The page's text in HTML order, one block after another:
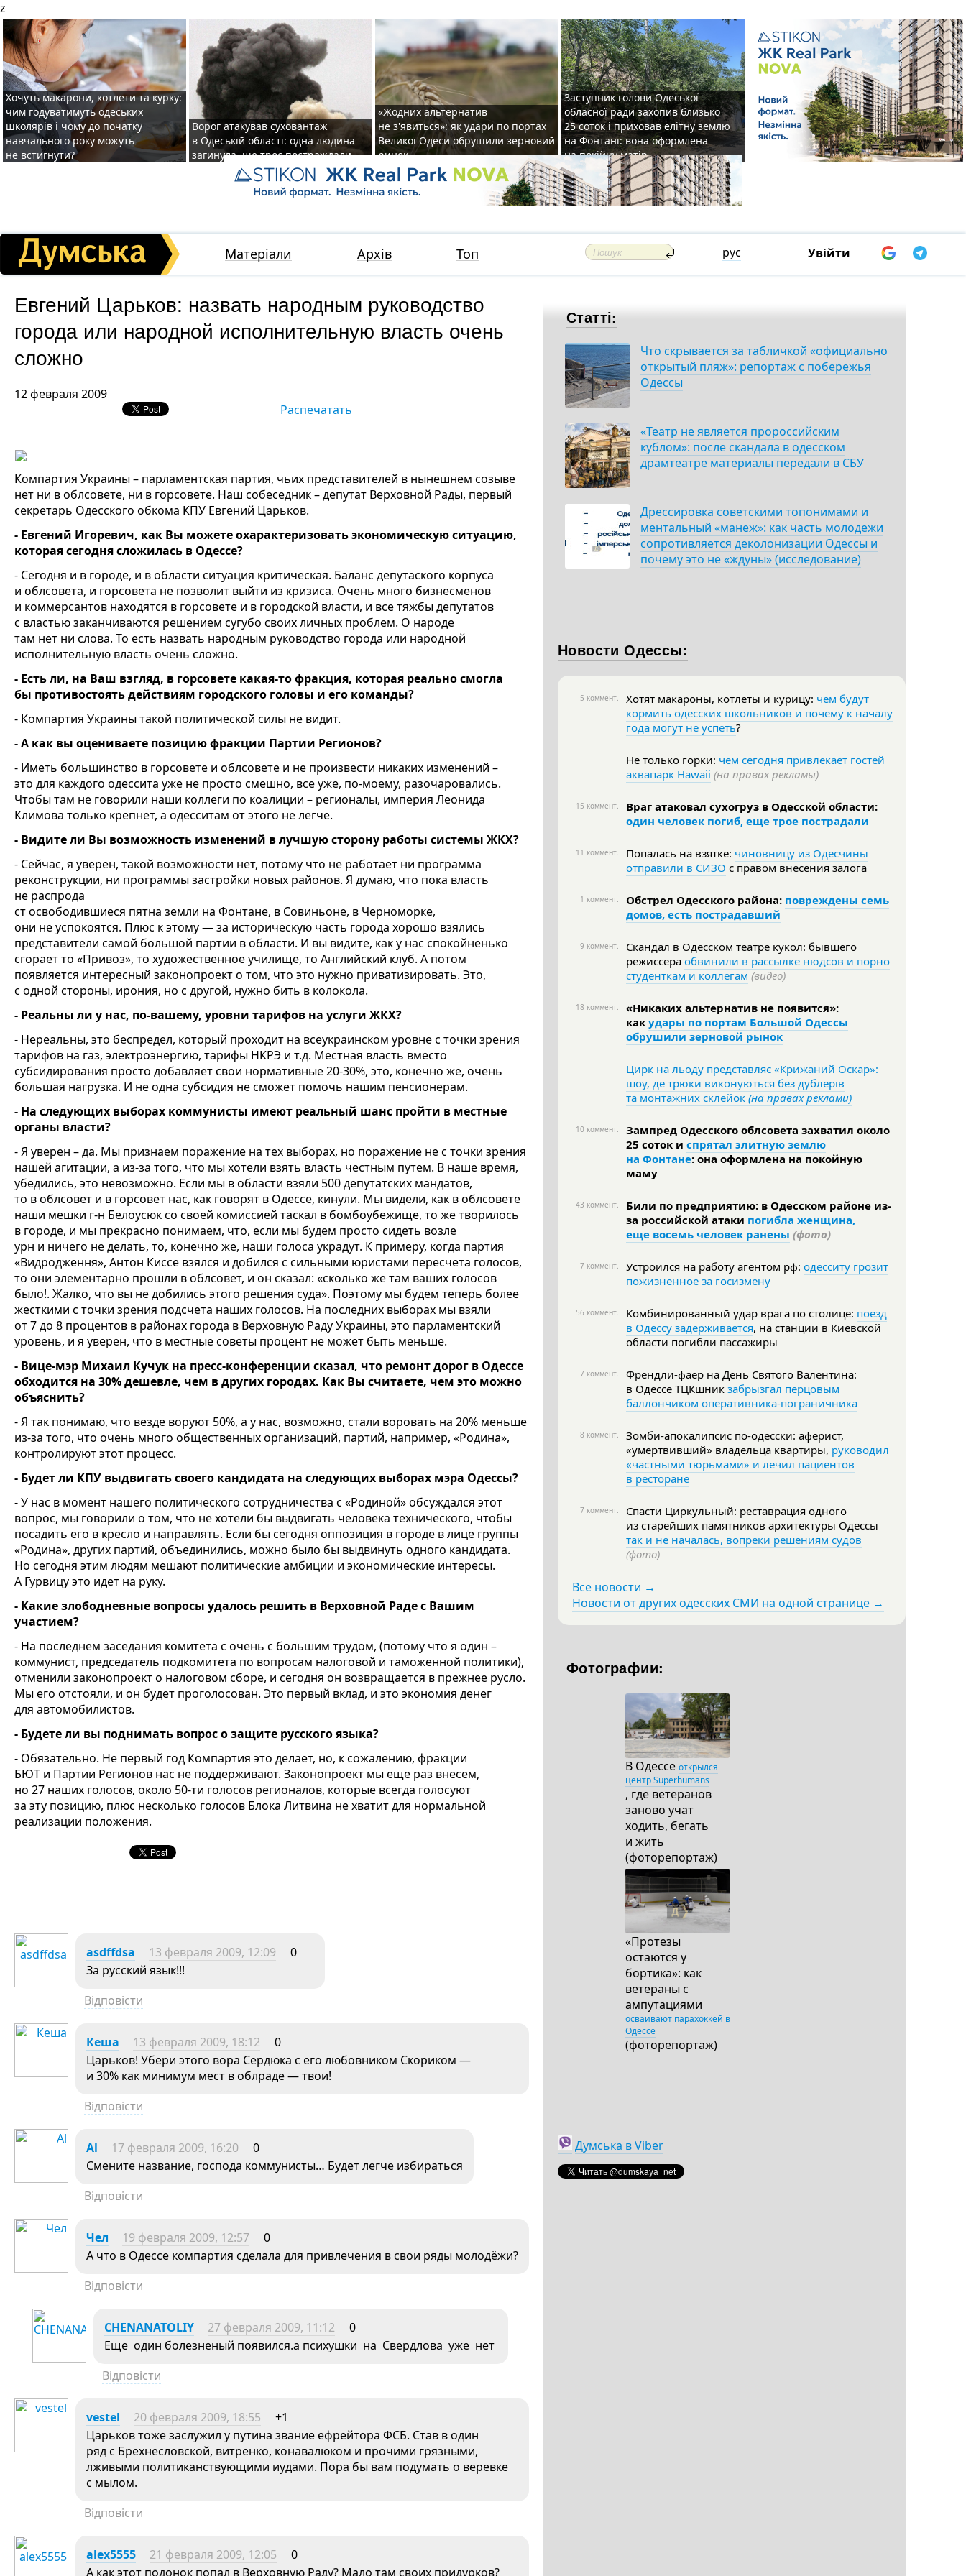
z
Хочуть макарони, котлети та курку:
чим годуватимуть одеських
школярів і чому до початку
навчального року можуть
не встигнути?
Ворог атакував суховантаж
в Одеській області: одна людина
загинула, ще троє постраждали
«Жодних альтернатив
не з'явиться»: як удари по портах
Великої Одеси обрушили зерновий
ринок
Заступник голови Одеської
обласної ради захопив близько
25 соток і приховав елітну землю
на Фонтані: вона оформлена
на покійну матір
Матеріали Архів Топ рус Увійти
Евгений Царьков: назвать народным руководство
города или народной исполнительную власть очень
сложно
12 февраля 2009
Распечатать
Компартия Украины – парламентская партия, чьих представителей в нынешнем созыве
нет ни в облсовете, ни в горсовете. Наш собеседник – депутат Верховной Рады, первый
секретарь Одесского обкома КПУ Евгений Царьков.
- Евгений Игоревич, как Вы можете охарактеризовать экономическую ситуацию,
которая сегодня сложилась в Одессе?
- Сегодня и в городе, и в области ситуация критическая. Баланс депутаского корпуса
и облсовета, и горсовета не позволит выйти из кризиса. Очень много бизнесменов
и коммерсантов находятся в горсовете и в городской власти, и все тяжбы депутатов
с властью заканчиваются решением сугубо своих личных проблем. О народе
там нет ни слова. То есть назвать народным руководство города или народной
исполнительную власть очень сложно.
- Есть ли, на Ваш взгляд, в горсовете какая-то фракция, которая реально смогла
бы противостоять действиям городского головы и его команды?
- Компартия Украины такой политической силы не видит.
- А как вы оцениваете позицию фракции Партии Регионов?
- Иметь большинство в горсовете и облсовете и не произвести никаких изменений –
это для каждого одессита уже не просто смешно, все уже, по-моему, разочаровались.
Чтобы там не говорили наши коллеги по коалиции – регионалы, империя Леонида
Климова только крепнет, а одесситам от этого не легче.
- Видите ли Вы возможность изменений в лучшую сторону работы системы ЖКХ?
- Сейчас, я уверен, такой возможности нет, потому что не работает ни программа
реконструкции, ни программы застройки новых районов. Я думаю, что пока власть
не распрода
ст освободившиеся пятна земли на Фонтане, в Совиньоне, в Черноморке,
они не успокоятся. Плюс к этому — за историческую часть города хорошо взялись
представители самой большой партии в области. И вы видите, как у нас спокойненько
сгорает то «Привоз», то художественное училище, то Английский клуб. А потом
появляется интересный законопроект о том, что это нужно приватизировать. Это,
с одной стороны, ирония, но с другой, нужно бить в колокола.
- Реальны ли у нас, по-вашему, уровни тарифов на услуги ЖКХ?
- Нереальны, это беспредел, который проходит на всеукраинском уровне с точки зрения
тарифов на газ, электроэнергию, тарифы НКРЭ и т.д. Местная власть вместо
субсидирования просто добавляет свои нормативные 20-30%, это, конечно же, очень
большая нагрузка. И не одна субсидия не сможет помочь нашим пенсионерам.
- На следующих выборах коммунисты имеют реальный шанс пройти в местные
органы власти?
- Я уверен – да. Мы признаем поражение на тех выборах, но поражение не с точки зрения
нашей агитации, а из-за того, что мы хотели взять власть честным путем. В наше время,
убедились, это невозможно. Если мы в области взяли 500 депутатских мандатов,
то в облсовет и в горсовет нас, как говорят в Одессе, кинули. Мы видели, как в облсовете
наши мешки г-н Белоусюк со своей комиссией таскал в бомбоубежище, то же творилось
в городе, и мы прекрасно понимаем, что, если мы будем просто сидеть возле
урн и ничего не делать, то, конечно же, наши голоса украдут. К примеру, когда партия
«Видродження», Антон Киссе взялся и добился с сильными юристами пересчета голосов,
то они элементарно прошли в облсовет, и он сказал: «сколько же там ваших голосов
было!. Жалко, что вы не добились этого решения суда». Поэтому мы будем теперь более
жесткими с точки зрения подсчета наших голосов. На последних выборах мы взяли
от 7 до 8 процентов в районах города в Верховную Раду Украины, это парламентский
уровень, и я уверен, что в местные советы процент не может быть меньше.
- Вице-мэр Михаил Кучук на пресс-конференции сказал, что ремонт дорог в Одессе
обходится на 30% дешевле, чем в других городах. Как Вы считаете, чем это можно
объяснить?
- Я так понимаю, что везде воруют 50%, а у нас, возможно, стали воровать на 20% меньше
из-за того, что очень много общественных организаций, партий, например, «Родина»,
контролируют этот процесс.
- Будет ли КПУ выдвигать своего кандидата на следующих выборах мэра Одессы?
- У нас в момент нашего политического сотрудничества с «Родиной» обсуждался этот
вопрос, мы говорили о том, что не хотели бы выдвигать человека технического, чтобы
посадить его в кресло и направлять. Если бы сегодня оппозиция в городе в лице группы
«Родина», других партий, объединились, можно было бы выдвинуть одного кандидата.
Но сегодня этим людям мешают политические амбиции и экономические интересы.
А Гурвицу это идет на руку.
- Какие злободневные вопросы удалось решить в Верховной Раде с Вашим
участием?
- На последнем заседания комитета с очень с большим трудом, (потому что я один –
коммунист, председатель подкомитета по вопросам налоговой и таможенной политики),
отменили законопроект о налоговом сборе, и сегодня он возвращается в прежнее русло.
Мы его отстояли, и он будет проголосован. Это первый вклад, и это экономия денег
для автомобилистов.
- Будете ли вы поднимать вопрос о защите русского языка?
- Обязательно. Не первый год Компартия это делает, но, к сожалению, фракции
БЮТ и Партии Регионов нас не поддерживают. Законопроект мы еще раз внесем,
но 27 наших голосов, около 50-ти голосов регионалов, которые всегда голосуют
за эту позицию, плюс несколько голосов Блока Литвина не хватит для нормальной
реализации положения.
asdffdsa 13 февраля 2009, 12:09
0
За русский язык!!!
Відповісти
Кеша 13 февраля 2009, 18:12
0
Царьков! Убери этого вора Сердюка с его любовником Скориком —
и 30% как минимум мест в облраде — твои!
Відповісти
Al 17 февраля 2009, 16:20
0
Смените название, господа коммунисты… Будет легче избираться
Відповісти
Чел 19 февраля 2009, 12:57
0
А что в Одессе компартия сделала для привлечения в свои ряды молодёжи?
Відповісти
CHENANATOLIY 27 февраля 2009, 11:12
0
Еще один болезненый появился.а психушки на Свердлова уже нет
Відповісти
vestel 20 февраля 2009, 18:55
+1
Царьков тоже заслужил у путина звание ефрейтора ФСБ. Став в один
ряд с Брехнесловской, витренко, конавалюком и прочими грязными,
лживыми политиканствующими иудами. Пора бы вам подумать о веревке
с мылом.
Відповісти
alex5555 21 февраля 2009, 12:05
0
А как этот подонок попал в Верховную Раду? Мало там своих придурков?
Статті:
Что скрывается за табличкой «официально
открытый пляж»: репортаж с побережья
Одессы
«Театр не является пророссийским
кублом»: после скандала в одесском
драмтеатре материалы передали в СБУ
Дрессировка советскими топонимами и
ментальный «манеж»: как часть молодежи
сопротивляется деколонизации Одессы и
почему это не «ждуны» (исследование)
Новости Одессы:
5 коммент. Хотят макароны, котлеты и курицу: чем будут
кормить одесских школьников и почему к началу
года могут не успеть?
Не только горки: чем сегодня привлекает гостей
аквапарк Hawaii (на правах рекламы)
15 коммент.
Враг атаковал сухогруз в Одесской области:
один человек погиб, еще трое пострадали
11 коммент. Попалась на взятке: чиновницу из Одесчины
отправили в СИЗО с правом внесения залога
1 коммент. Обстрел Одесского района: повреждены семь
домов, есть пострадавший
9 коммент.
Скандал в Одесском театре кукол: бывшего
режиссера обвинили в рассылке нюдсов и порно
студенткам и коллегам (видео)
18 коммент.
«Никаких альтернатив не появится»:
как удары по портам Большой Одессы
обрушили зерновой рынок
Цирк на льоду представляє «Крижаний Оскар»:
шоу, де трюки виконуються без дублерів
та монтажних склейок (на правах реклами)
10 коммент.
Зампред Одесского облсовета захватил около
25 соток и спрятал элитную землю
на Фонтане: она оформлена на покойную
маму
43 коммент.
Били по предприятию: в Одесском районе из-
за российской атаки погибла женщина,
еще восемь человек ранены (фото)
7 коммент. Устроился на работу агентом рф: одесситу грозит
пожизненное за госизмену
56 коммент. Комбинированный удар врага по столице: поезд
в Одессу задерживается, на станции в Киевской
области погибли пассажиры
7 коммент.
Френдли-фаер на День Святого Валентина:
в Одессе ТЦКшник забрызгал перцовым
баллончиком оперативника-пограничника
8 коммент.
Зомби-апокалипсис по-одесски: аферист,
«умертвивший» владельца квартиры, руководил
«частными тюрьмами» и лечил пациентов
в ресторане
7 коммент.
Спасти Циркульный: реставрация одного
из старейших памятников архитектуры Одессы
так и не началась, вопреки решениям судов
(фото)
Все новости →
Новости от других одесских СМИ на одной странице →
Фотографии:
В Одессе открылся
центр Superhumans
, где ветеранов
заново учат
ходить, бегать
и жить
(фоторепортаж)
«Протезы
остаются у
бортика»: как
ветераны с
ампутациями
осваивают парахоккей в
Одессе
(фоторепортаж)
Думська в Viber